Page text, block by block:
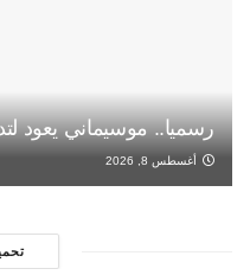
رسميا.. موسيماني يعود
أغسطس 8, 2026